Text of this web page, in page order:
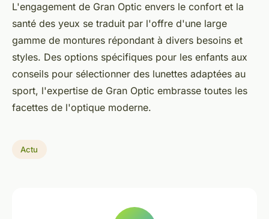
L'engagement de Gran Optic envers le confort et la
santé des yeux se traduit par l'offre d'une large
gamme de montures répondant à divers besoins et
styles. Des options spécifiques pour les enfants aux
conseils pour sélectionner des lunettes adaptées au
sport, l'expertise de Gran Optic embrasse toutes les
facettes de l'optique moderne.
Actu